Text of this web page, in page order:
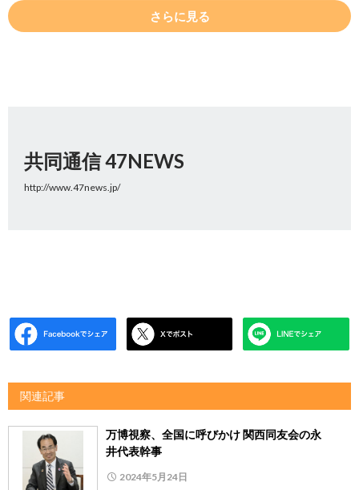
さらに見る
共同通信 47NEWS
http://www.47news.jp/
関連記事
万博視察、全国に呼びかけ 関西同友会の永
井代表幹事
2024年5月24日